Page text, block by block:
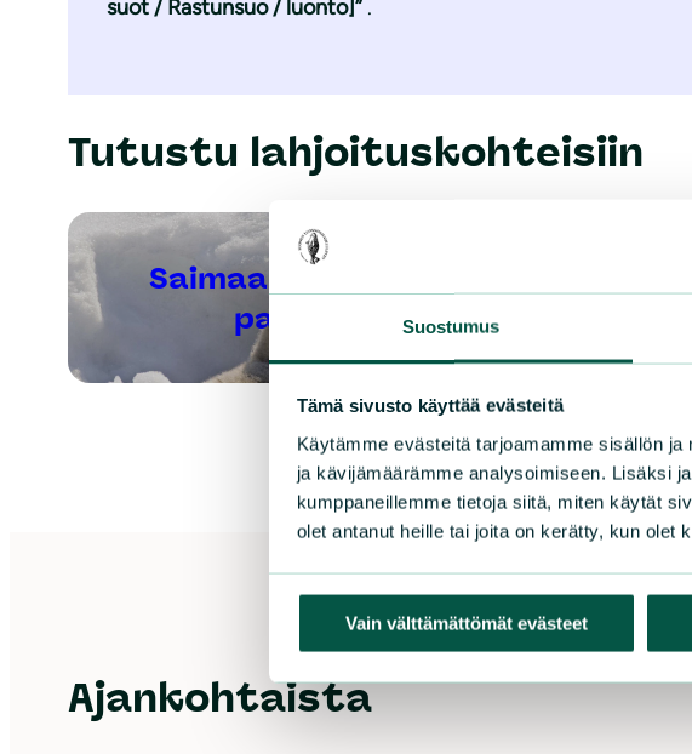
Suostumus
Tämä sivusto käyttää evästeitä
Käytämme evästeitä tarjoamamme sisällön
ja kävijämäärämme analysoimiseen. Lisäksi
kumppaneillemme tietoja siitä, miten käytät
olet antanut heille tai joita on kerätty, kun olet
Vain välttämättömät evästeet
suot / Rastunsuo / luonto]”.
Tutustu lahjoituskohteisiin
Saimaannorp
pa
nen
Ajankohtaista